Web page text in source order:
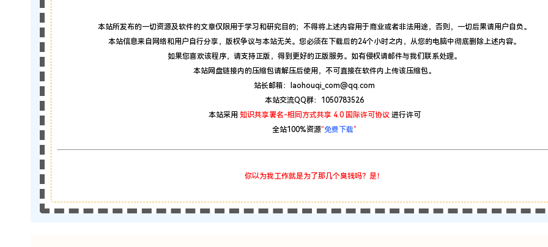
本站所发布的一切资源及软件的文章仅限用于学习和研究目的；不得将上述内容用于商业或者非法用途，否则，一切后果请用户自负。
本站信息来自网络和用户自行分享，版权争议与本站无关。您必须在下载后的24个小时之内，从您的电脑中彻底删除上述内容。
如果您喜欢该程序，请支持正版，得到更好的正版服务。如有侵权请邮件与我们联系处理。
本站网盘链接内的压缩包请解压后使用，不可直接在软件内上传该压缩包。
站长邮箱：laohouqi_com@qq.com
本站交流QQ群：1050783526
本站采用 知识共享署名-相同方式共享 4.0 国际许可协议 进行许可
全站100%资源“免费下载”
你以为我工作就是为了那几个臭钱吗？是！